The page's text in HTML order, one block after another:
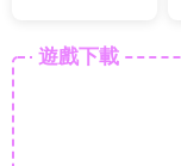
遊戲下載